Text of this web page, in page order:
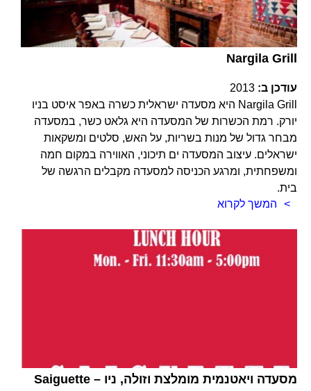
Nargila Grill
עודכן ב: 2013
Nargila Grill היא מסעדה ישראלית כשרה באפר איסט בניו
יורק. רמת הכשרות של המסעדה היא גלאט כשר, במסעדה
מבחר גדול של מנות בשריות, על האש, סלטים ומשקאות
ישראלים. עיצוב המסעדה ים תיכוני, האווירה במקום חמה
ומשפחתית, ומרגע הכניסה למסעדה מקבלים הרגשה של
בית.
המשך לקרוא
Saiguette – מסעדה ויאטנמית מומלצת וזולה, ניו